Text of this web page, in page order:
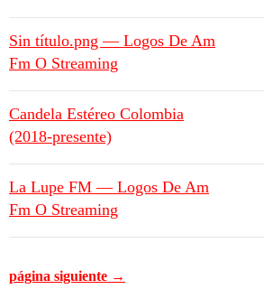
Sin título.png — Logos De Am
Fm O Streaming
Candela Estéreo Colombia
(2018-presente)
La Lupe FM — Logos De Am
Fm O Streaming
página siguiente →